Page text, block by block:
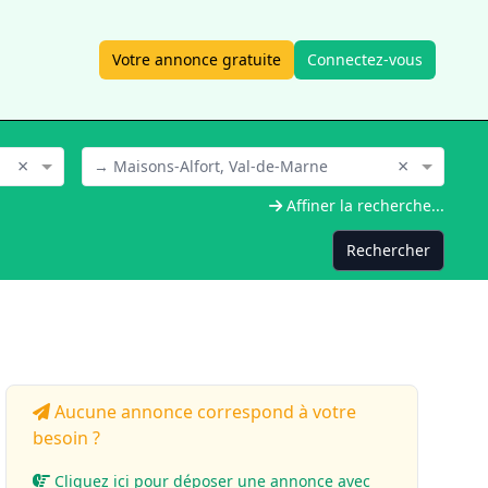
Votre annonce gratuite Connectez-vous
× → Maisons-Alfort, Val-de-Marne ×
Affiner la recherche...
Rechercher
Aucune annonce correspond à votre
besoin ?
Cliquez ici pour déposer une annonce avec